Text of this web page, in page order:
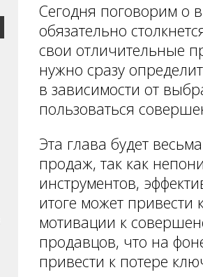
Сегодня поговорим о
обязательно
свои отличительные
нужно сразу
в зависимости от
пользоваться
Эта глава будет
продаж, так как
инструментов,
итоге может привести
мотивации к
продавцов, что на
привести к потере